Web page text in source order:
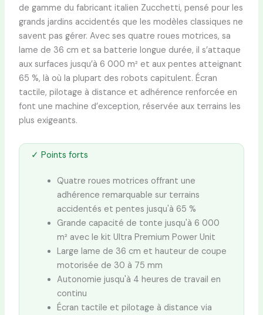
de gamme du fabricant italien Zucchetti, pensé pour les
grands jardins accidentés que les modèles classiques ne
savent pas gérer. Avec ses quatre roues motrices, sa
lame de 36 cm et sa batterie longue durée, il s’attaque
aux surfaces jusqu’à 6 000 m² et aux pentes atteignant
65 %, là où la plupart des robots capitulent. Écran
tactile, pilotage à distance et adhérence renforcée en
font une machine d’exception, réservée aux terrains les
plus exigeants.
✓ Points forts
Quatre roues motrices offrant une
adhérence remarquable sur terrains
accidentés et pentes jusqu'à 65 %
Grande capacité de tonte jusqu'à 6 000
m² avec le kit Ultra Premium Power Unit
Large lame de 36 cm et hauteur de coupe
motorisée de 30 à 75 mm
Autonomie jusqu'à 4 heures de travail en
continu
Écran tactile et pilotage à distance via